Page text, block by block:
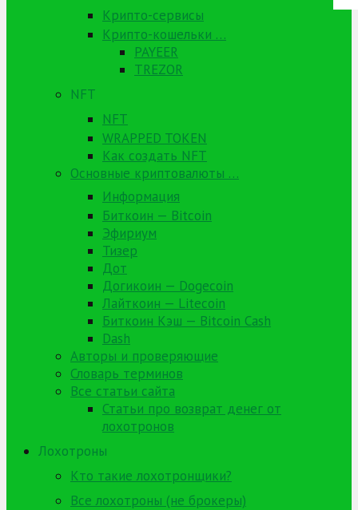
Крипто-сервисы
Крипто-кошельки …
PAYEER
TREZOR
NFT
NFT
WRAPPED TOKEN
Как создать NFT
Основные криптовалюты …
Информация
Биткоин — Bitcoin
Эфириум
Тизер
Дот
Догикоин — Dogecoin
Лайткоин — Litecoin
Биткоин Кэш — Bitcoin Cash
Dash
Авторы и проверяющие
Словарь терминов
Все статьи сайта
Статьи про возврат денег от
лохотронов
Лохотроны
Кто такие лохотронщики?
Все лохотроны (не брокеры)